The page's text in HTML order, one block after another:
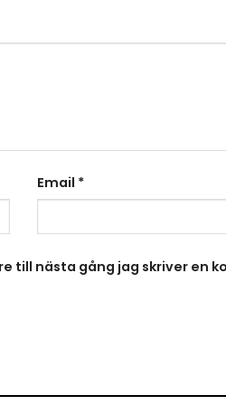
Email *
till nästa gång jag skriver en